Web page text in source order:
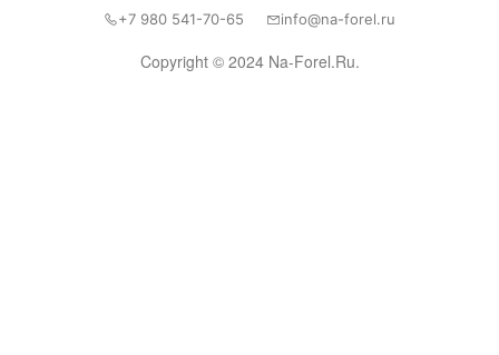
Copyright © 2024 Na-Forel.Ru.
+7 980 541-70-65 info@na-forel.ru